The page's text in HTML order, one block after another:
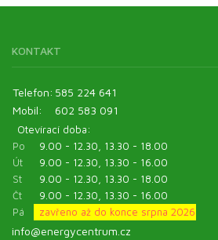
KONTAKT
Telefon: 585 224 641
Mobil:
602 583 091
Otevírací doba:
Po
9.00 - 12.30, 13.30 - 18.00
Út
9.00 - 12.30, 13.30 - 16.00
St
9.00 - 12.30, 13.30 - 18.00
Čt
9.00 - 12.30, 13.30 - 16.00
Pá
zavřeno až do konce srpna 2026
info@energycentrum.cz